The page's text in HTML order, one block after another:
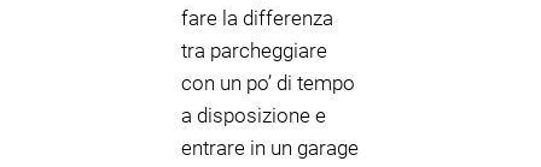
fare la differenza
tra parcheggiare
con un po’ di tempo
a disposizione e
entrare in un garage